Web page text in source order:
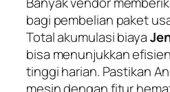
bagi pembelian paket
Total akumulasi biaya
bisa menunjukkan
tinggi harian. Pastikan